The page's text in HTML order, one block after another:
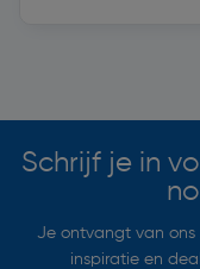
Schrijf je in
Je ontvangt van ons
inspiratie en